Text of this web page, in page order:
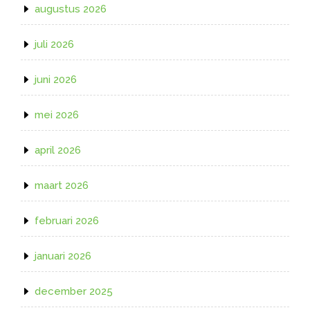
augustus 2026
juli 2026
juni 2026
mei 2026
april 2026
maart 2026
februari 2026
januari 2026
december 2025